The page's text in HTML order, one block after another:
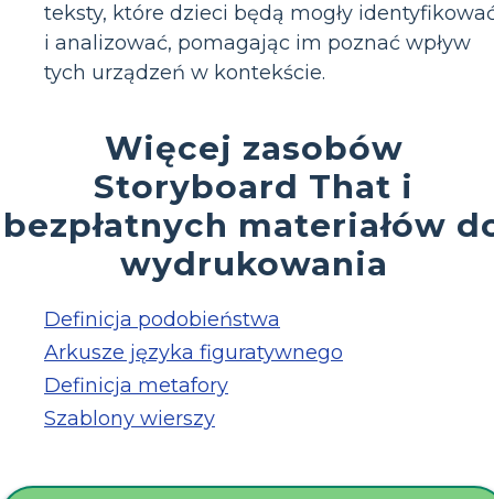
teksty, które dzieci będą mogły
i analizować, pomagając im poznać wpływ
tych urządzeń w kontekście.
Więcej zasobów
Storyboard That i
bezpłatnych materiałów
wydrukowania
Definicja podobieństwa
Arkusze języka figuratywnego
Definicja metafory
Szablony wierszy